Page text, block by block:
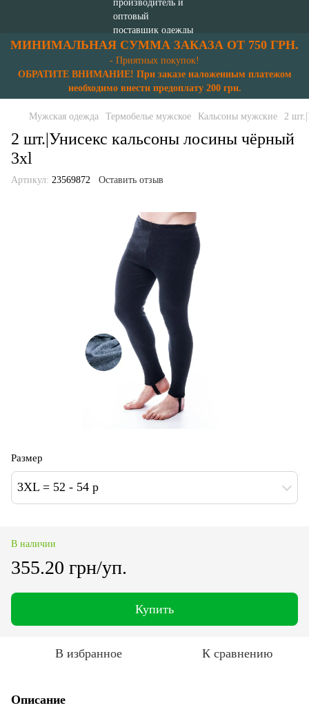
МИНИМАЛЬНАЯ СУММА ЗАКАЗА ОТ 750 ГРН.
- Приятных покупок!
ОБРАТИТЕ ВНИМАНИЕ! При заказе наложенным платежом
необходимо внести предоплату 200 грн.
Мужская одежда Термобелье мужское Кальсоны мужские 2
2 шт.|Унисекс кальсоны лосины чёрный
3xl
Артикул: 23569872 Оставить отзыв
Размер
3XL = 52 - 54 p
В наличии
355.20 грн/уп.
Купить
В избранное К сравнению
Описание